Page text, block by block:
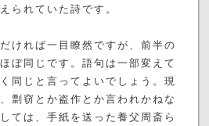
られていた詩です。
ければ一目瞭然ですが、前半の
ぼ同じです。語句は一部変えて
同じと言ってよいでしょう。現
剽窃とか盗作とか言われかねな
ては、手紙を送った養父周斎ら